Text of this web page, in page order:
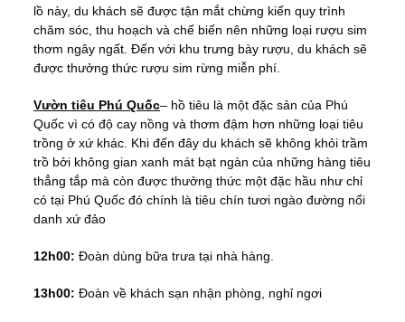
lồ này, du khách sẽ được tận mắt chừng kiến quy trình
chăm sóc, thu hoạch và chế biến nên những loại rượu sim
thơm ngây ngất. Đến với khu trưng bày rượu, du khách sẽ
được thưởng thức rượu sim rừng miễn phí.
Vườn tiêu Phú Quốc– hồ tiêu là một đặc sản của Phú
Quốc vì có độ cay nồng và thơm đậm hơn những loại tiêu
trồng ở xứ khác. Khi đến đây du khách sẽ không khỏi trầm
trồ bởi không gian xanh mát bạt ngàn của những hàng tiêu
thẳng tắp mà còn được thưởng thức một đặc hầu như chỉ
có tại Phú Quốc đó chính là tiêu chín tươi ngào đường nổi
danh xứ đảo
12h00: Đoàn dùng bữa trưa tại nhà hàng.
13h00: Đoàn về khách sạn nhận phòng, nghỉ ngơi